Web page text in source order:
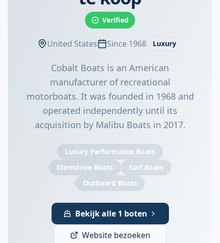
Verified
United States Since 1968 Luxury
Cobalt Boats is an American
manufacturer of recreational
motorboats. It was founded in 1968 and
operated independently until its
acquisition by Malibu Boats in 2017.
Luxury Performance Boats
Sterndrive Boats
Surf Boats
Outboard Boats
Bekijk alle 1 boten
Website bezoeken